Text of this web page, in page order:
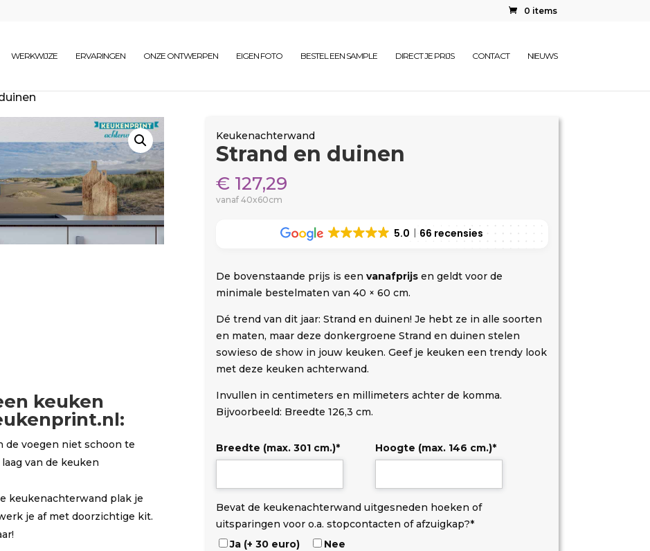
0 items
WERKWIJZE ERVARINGEN ONZE ONTWERPEN EIGEN FOTO BESTEL EEN SAMPLE DIRECT JE PRIJS CONTACT NIEUWS
keuken
de voegen niet schoon te
van de keuken
keukenachterwand plak je
je af met doorzichtige kit.
Keukenachterwand
Strand en duinen
€127,29
vanaf 40x60cm
5.0 66 recensies
De bovenstaande prijs is een vanafprijsen geldt voor de
minimale bestelmaten van 40 × 60 cm.
Dé trend van dit jaar: Strand en duinen! Je hebt ze in alle soorten
en maten, maar deze donkergroene Strand en duinen stelen
sowieso de show in jouw keuken. Geef je keuken een trendy look
met deze keuken achterwand.
Invullen in centimeters en millimeters achter de komma.
Bijvoorbeeld: Breedte 126,3 cm.
Breedte (max. 301 cm.)* Hoogte (max. 146 cm.)*
D
i
b
O
p
s
U
i
t
Bevat de keukenachterwand uitgesneden hoeken of
uitsparingen voor o.a. stopcontacten of afzuigkap?*
Ja (+ 30 euro)
Nee